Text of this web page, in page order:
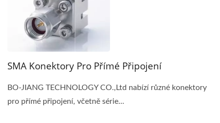
SMA Konektory Pro Přímé Připojení
BO-JIANG TECHNOLOGY CO.,Ltd nabízí různé konektory
pro přímé připojení, včetně série...